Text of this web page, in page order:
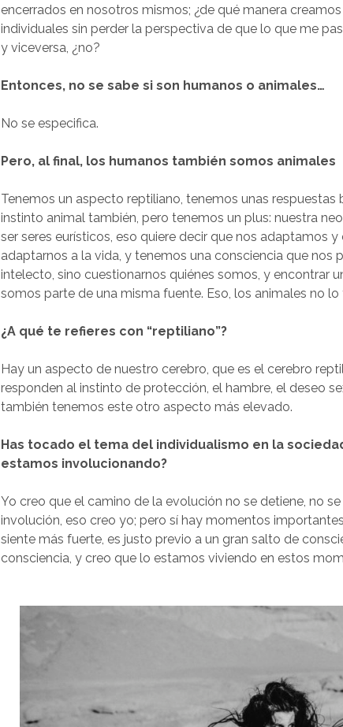
encerrados en nosotros mismos; ¿de qué manera
individuales sin perder la perspectiva de que lo que me
y viceversa, ¿no?
Entonces, no se sabe si son humanos o animales…
No se especifica.
Pero, al final, los humanos también somos animales
Tenemos un aspecto reptiliano, tenemos unas respuestas
instinto animal también, pero tenemos un plus: nuestra
ser seres eurísticos, eso quiere decir que nos adaptamos
adaptarnos a la vida, y tenemos una consciencia que nos
intelecto, sino cuestionarnos quiénes somos, y encontrar
somos parte de una misma fuente. Eso, los animales no lo
¿A qué te refieres con “reptiliano”?
Hay un aspecto de nuestro cerebro, que es el cerebro
responden al instinto de protección, el hambre, el deseo
también tenemos este otro aspecto más elevado.
Has tocado el tema del individualismo en la
estamos involucionando?
Yo creo que el camino de la evolución no se detiene, no
involución, eso creo yo; pero sí hay momentos
siente más fuerte, es justo previo a un gran salto de
consciencia, y creo que lo estamos viviendo en estos